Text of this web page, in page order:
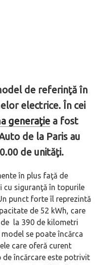
de referinţă în
electrice. În cei
generaţie a fost
de la Paris au
de unităţi.
în plus faţă de
cu siguranţă în topurile
punct forte îl reprezintă
de 52 kWh, care
la 390 de kilometri
se poate încărca
care oferă curent
de încărcare este potrivit